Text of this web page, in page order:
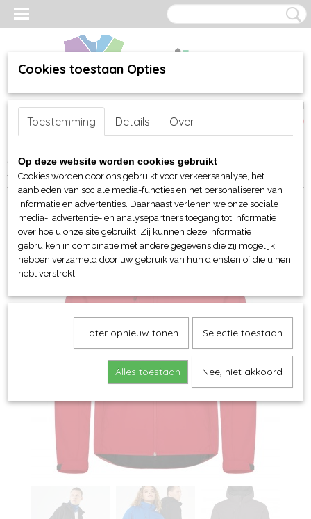
Inloggen Registreren
(0)
Home >webshop>Per merk >Clique >Voor hem en unisex
Jassen en Bodywarmers> Clique Classic softshell hoody
Cookies toestaan Opties
Toestemming Details Over
Op deze website worden cookies gebruikt
Cookies worden door ons gebruikt voor verkeersanalyse, het
aanbieden van sociale media-functies en het personaliseren van
informatie en advertenties. Daarnaast verlenen we onze sociale
media-, advertentie- en analysepartners toegang tot informatie
over hoe u onze site gebruikt. Zij kunnen deze informatie
gebruiken in combinatie met andere gegevens die zij mogelijk
hebben verzameld door uw gebruik van hun diensten of die u hen
hebt verstrekt.
Later opnieuw tonen Selectie toestaan
Alles toestaan Nee, niet akkoord